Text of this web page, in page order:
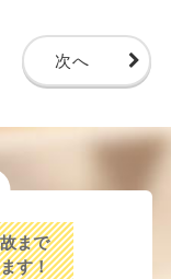
次へ
まで
す！